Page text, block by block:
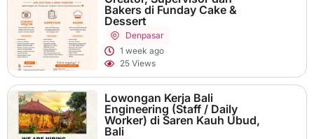
Bakers di Funday Cake &
Dessert
Denpasar
1 week ago
25 Views
Lowongan Kerja Bali
Engineering (Staff / Daily
Worker) di Saren Kauh Ubud,
Bali